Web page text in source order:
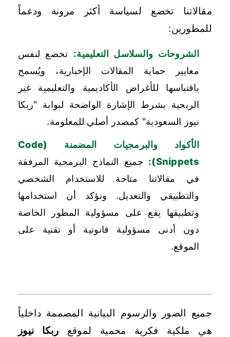
مقالاتنا تخضع لسياسة أكثر مرونة ودعماً
للمطورين:
الشروحات والسلاسل التعليمية: تخضع لنفس
معايير حماية المقالات الإخبارية، ويُسمح
باقتباسها للأغراض الأكاديمية والتعليمية غير
الربحية بشرط الإشارة الواضحة لبوابة "ربكا
نيوز السعودية" كمصدر أصلي للمعلومة.
الأكواد والبرمجيات المضمنة (Code
Snippets):
جميع النماذج البرمجية المرفقة
في مقالاتنا متاحة للاستخدام الشخصي
والتطبيقي والتعديل. ونؤكد أن استخدامها
وتطبيقها يقع على مسؤولية المطور الخاصة
دون أدنى مسؤولية قانونية أو تقنية على
الموقع.
جميع الصور والرسوم البيانية المصممة داخلياً
هي ملكية فكرية محمية لموقع ربكا نيوز